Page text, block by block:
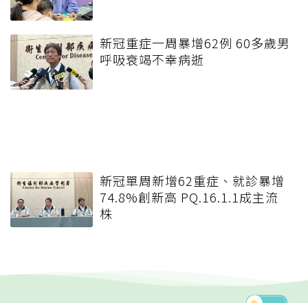
新冠重症一周暴增62例 60多歲男
呼吸衰竭不幸病逝
新冠單周新增62重症、就診暴增
74.8%創新高 PQ.16.1.1成主流
株